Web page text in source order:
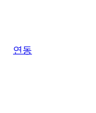
연동